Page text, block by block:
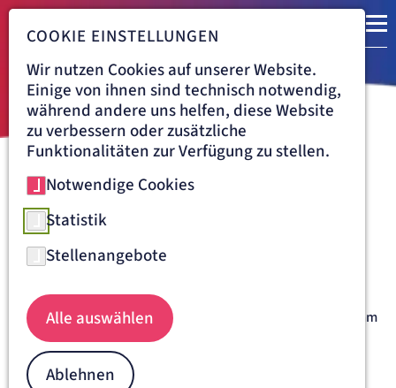
Navigationspfad
BENEDICTUS KRANKENHAUS FELDAFING
Patienteninformation
Sehr geehrte Patientin, sehr geehrter Patient,
Beweglichkeit und Mobilität bedeuten ein Plus an
Lebensqualität. Daher liegt uns Ihre Genesung besonders am
Herzen. Wir verbinden menschliche Zuwendung mit
medizinischer Expertise auf höchstem Niveau, modernsten
Therapieverfahren und pflegerischer Topleistung.
COOKIE EINSTELLUNGEN
Wir nutzen Cookies auf unserer Website.
Einige von ihnen sind technisch notwendig,
während andere uns helfen, diese Website
zu verbessern oder zusätzliche
Funktionalitäten zur Verfügung zu stellen.
Notwendige Cookies
Statistik
Stellenangebote
Alle auswählen
Ablehnen